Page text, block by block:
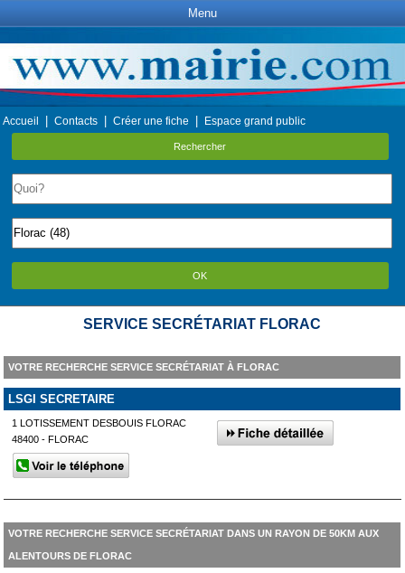
Menu
Accueil Contacts Créer une fiche Espace grand public
Rechercher
OK
SERVICE SECRÉTARIAT FLORAC
VOTRE RECHERCHE SERVICE SECRÉTARIAT À FLORAC
LSGI SECRETAIRE
1 LOTISSEMENT DESBOUIS FLORAC
48400 - FLORAC
VOTRE RECHERCHE SERVICE SECRÉTARIAT DANS UN RAYON DE 50KM AUX
ALENTOURS DE FLORAC